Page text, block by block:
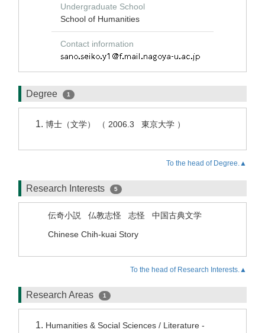
Undergraduate School
School of Humanities
Contact information
Degree 1
博士（文学） （ 2006.3 東京大学 ）
To the head of Degree.▲
Research Interests 5
伝奇小説 仏教志怪 志怪
中国古典文学
Chinese Chih-kuai Story
To the head of Research Interests.▲
Research Areas 1
Humanities & Social Sciences / Literature -